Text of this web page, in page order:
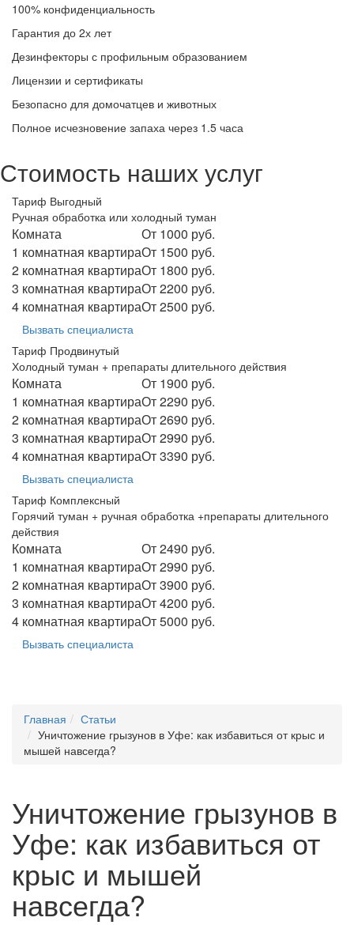
100% конфиденциальность
Гарантия до 2х лет
Дезинфекторы с профильным образованием
Лицензии и сертификаты
Безопасно для домочатцев и животных
Полное исчезновение запаха через 1.5 часа
Стоимость наших услуг
Тариф Выгодный
Ручная обработка или холодный туман
Комната
От 1000 руб.
1 комнатная квартираОт 1500 руб.
2 комнатная квартираОт 1800 руб.
3 комнатная квартираОт 2200 руб.
4 комнатная квартираОт 2500 руб.
Вызвать специалиста
Тариф Продвинутый
Холодный туман + препараты длительного действия
Комната
От 1900 руб.
1 комнатная квартираОт 2290 руб.
2 комнатная квартираОт 2690 руб.
3 комнатная квартираОт 2990 руб.
4 комнатная квартираОт 3390 руб.
Вызвать специалиста
Тариф Комплексный
Горячий туман + ручная обработка +препараты длительного
действия
Комната
От 2490 руб.
1 комнатная квартираОт 2990 руб.
2 комнатная квартираОт 3900 руб.
3 комнатная квартираОт 4200 руб.
4 комнатная квартираОт 5000 руб.
Вызвать специалиста
Главная
Статьи
Уничтожение грызунов в Уфе: как избавиться от крыс и
мышей навсегда?
Уничтожение грызунов в
Уфе: как избавиться от
крыс и мышей
навсегда?